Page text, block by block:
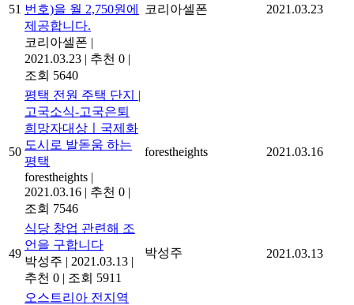
51 번호)을 월 2,750원에
제공합니다.
코리아셀폰 |
2021.03.23 | 추천 0 |
조회 5640
코리아셀폰 2021.03.23
50
평택 전원 주택 단지 |
고국소식-고국은퇴
희망자대상ㅣ국제화
도시로 발돋움 하는
평택
forestheights |
2021.03.16 | 추천 0 |
조회 7546
forestheights 2021.03.16
49
식당 창업 관련해 조
언을 구합니다
박성주 | 2021.03.13 |
추천 0 | 조회 5911
박성주 2021.03.13
오스트리아 전지역